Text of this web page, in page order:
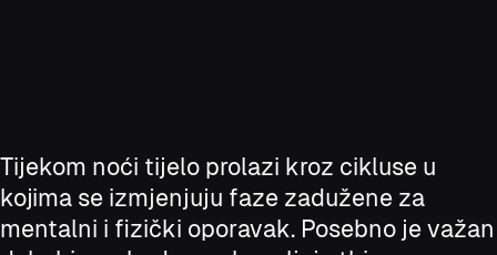
Tijekom noći tijelo prolazi kroz cikluse u
kojima se izmjenjuju faze zadužene za
mentalni i fizički oporavak. Posebno je važan